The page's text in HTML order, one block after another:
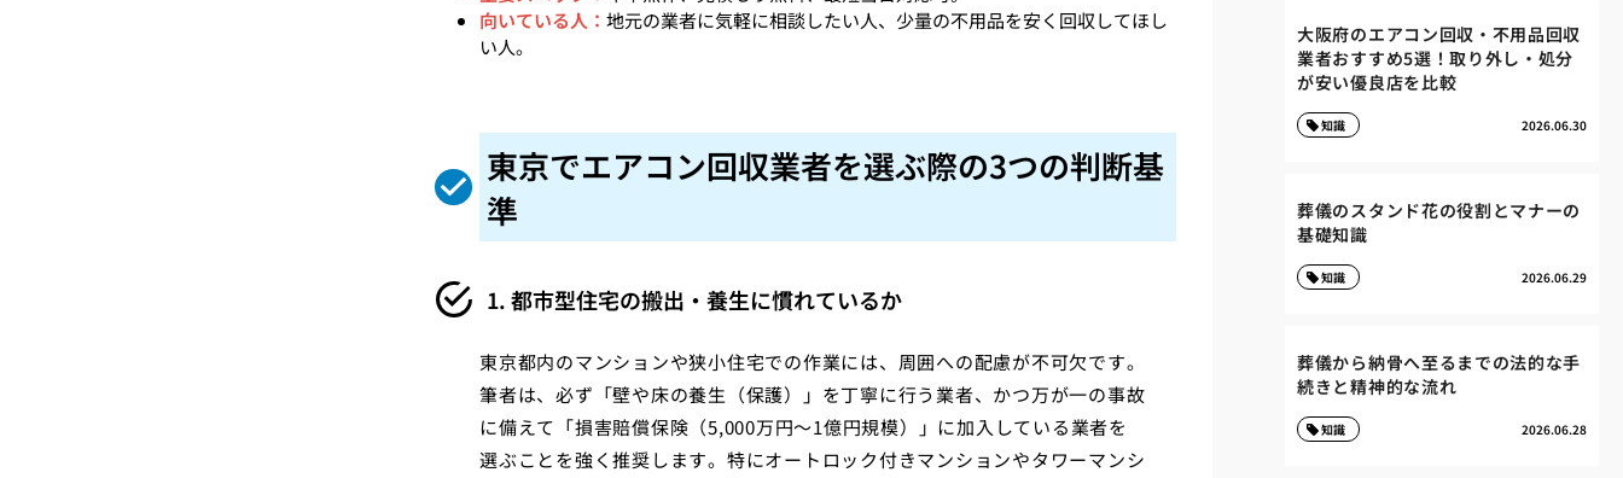
向いている人： 地元の業者に気軽に相談したい人、少量の不用品を安く回収してほし
い人。
東京でエアコン回収業者を選ぶ際の3つの判断基
準
1. 都市型住宅の搬出・養生に慣れているか
東京都内のマンションや狭小住宅での作業には、周囲への配慮が不可欠です。
筆者は、必ず「壁や床の養生（保護）」を丁寧に行う業者、かつ万が一の事故
に備えて「損害賠償保険（5,000万円〜1億円規模）」に加入している業者を
選ぶことを強く推奨します。特にオートロック付きマンションやタワーマンシ
大阪府のエアコン回収・不用品回収
業者おすすめ5選！取り外し・処分
が安い優良店を比較
2026.06.30
知識
葬儀のスタンド花の役割とマナーの
基礎知識
2026.06.29
知識
葬儀から納骨へ至るまでの法的な手
続きと精神的な流れ
2026.06.28
知識